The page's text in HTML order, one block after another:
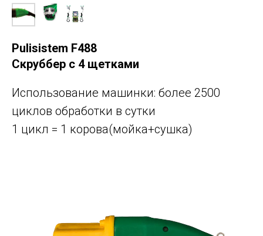
Pulisistem F488
Скруббер с 4 щетками
Использование машинки: более 2500
циклов обработки в сутки
1 цикл = 1 корова(мойка+сушка)